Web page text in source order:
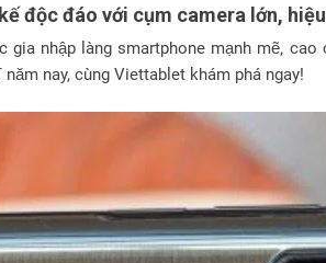
độc đáo với cụm camera lớn,
gia nhập làng smartphone mạnh mẽ,
nay, cùng Viettablet khám phá ngay!